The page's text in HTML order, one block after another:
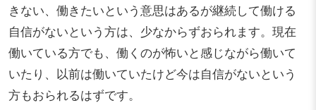
きない、働きたいという意思はあるが継続して働ける
自信がないという方は、少なからずおられます。現在
働いている方でも、働くのが怖いと感じながら働いて
いたり、以前は働いていたけど今は自信がないという
方もおられるはずです。